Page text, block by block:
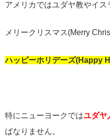
アメリカではユダヤ教やイス
メリークリスマス(Merry
ハッピーホリデーズ(Happy
特にニューヨークではユダヤ
ばなりません。